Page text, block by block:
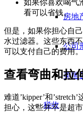
房地
公司
美国
税收
如果你喜欢喝气
看可以省钱。
但是，如果你担心自
水过滤器。这些东西
可以支付自己的费用。
查看弯曲和拉
难道’kipper’和
担心，这些并不是超